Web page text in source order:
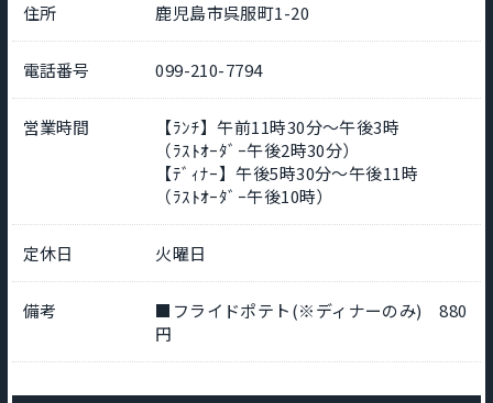
住所 鹿児島市呉服町1-20
電話番号 099-210-7794
営業時間
【ﾗﾝﾁ】午前11時30分～午後3時
（ﾗｽﾄｵｰﾀﾞｰ午後2時30分）
【ﾃﾞｨﾅｰ】午後5時30分～午後11時
（ﾗｽﾄｵｰﾀﾞｰ午後10時）
定休日 火曜日
備考
■フライドポテト(※ディナーのみ) 880
円